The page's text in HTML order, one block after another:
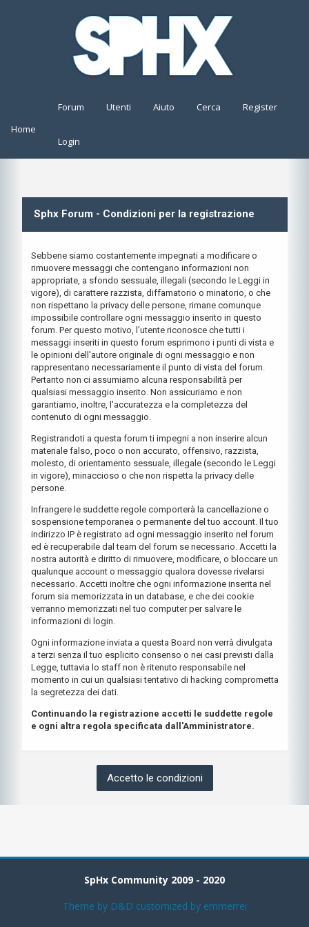
Home
Forum Utenti Aiuto Cerca Register
Login
Sphx Forum - Condizioni per la registrazione
Sebbene siamo costantemente impegnati a modificare o
rimuovere messaggi che contengano informazioni non
appropriate, a sfondo sessuale, illegali (secondo le Leggi in
vigore), di carattere razzista, diffamatorio o minatorio, o che
non rispettano la privacy delle persone, rimane comunque
impossibile controllare ogni messaggio inserito in questo
forum. Per questo motivo, l'utente riconosce che tutti i
messaggi inseriti in questo forum esprimono i punti di vista e
le opinioni dell'autore originale di ogni messaggio e non
rappresentano necessariamente il punto di vista del forum.
Pertanto non ci assumiamo alcuna responsabilità per
qualsiasi messaggio inserito. Non assicuriamo e non
garantiamo, inoltre, l'accuratezza e la completezza del
contenuto di ogni messaggio.
Registrandoti a questa forum ti impegni a non inserire alcun
materiale falso, poco o non accurato, offensivo, razzista,
molesto, di orientamento sessuale, illegale (secondo le Leggi
in vigore), minaccioso o che non rispetta la privacy delle
persone.
Infrangere le suddette regole comporterà la cancellazione o
sospensione temporanea o permanente del tuo account. Il tuo
indirizzo IP è registrato ad ogni messaggio inserito nel forum
ed è recuperabile dal team del forum se necessario. Accetti la
nostra autorità e diritto di rimuovere, modificare, o bloccare un
qualunque account o messaggio qualora dovesse rivelarsi
necessario. Accetti inoltre che ogni informazione inserita nel
forum sia memorizzata in un database, e che dei cookie
verranno memorizzati nel tuo computer per salvare le
informazioni di login.
Ogni informazione inviata a questa Board non verrà divulgata
a terzi senza il tuo esplicito consenso o nei casi previsti dalla
Legge, tuttavia lo staff non è ritenuto responsabile nel
momento in cui un qualsiasi tentativo di hacking comprometta
la segretezza dei dati.
Continuando la registrazione accetti le suddette regole
e ogni altra regola specificata dall'Amministratore.
SpHx Community 2009 - 2020
Theme by D&D customized by emmerrei